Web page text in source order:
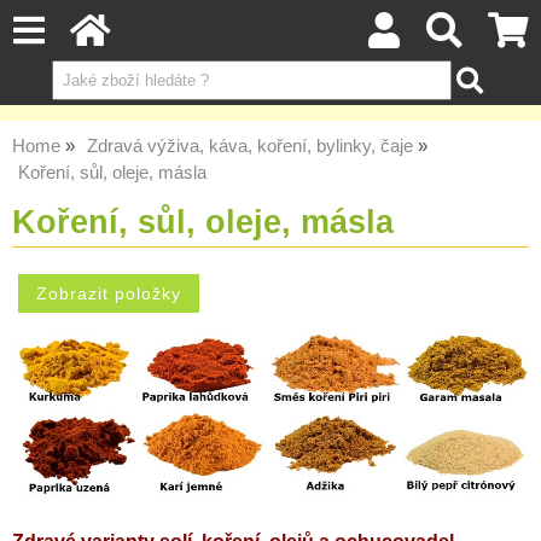
Home
Zdravá výživa, káva, koření, bylinky, čaje
Koření, sůl, oleje, másla
Koření, sůl, oleje, másla